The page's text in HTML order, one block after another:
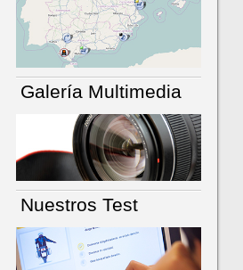
Galería Multimedia
Nuestros Test